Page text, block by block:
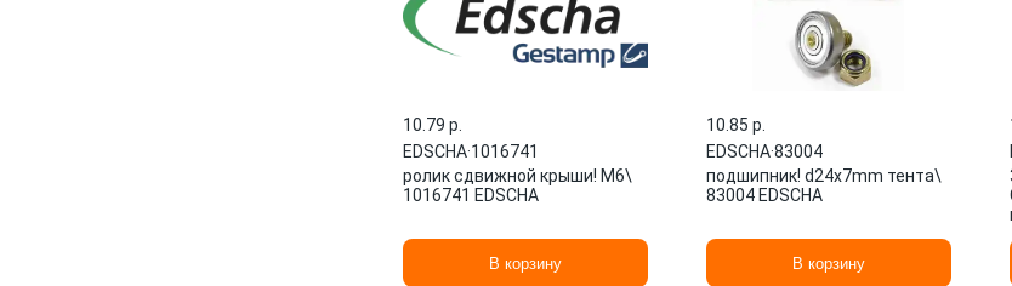
10.79 p.
EDSCHA·1016741
ролик сдвижной крыши! M6\
1016741 EDSCHA
В корзину
10.85 p.
EDSCHA·83004
подшипник! d24x7mm тента\
83004 EDSCHA
В корзину